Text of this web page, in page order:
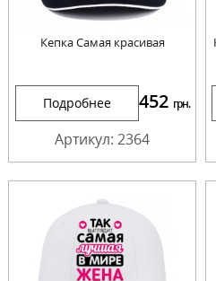
Кепка Самая красивая
Подробнее 452 грн.
Артикул: 2364